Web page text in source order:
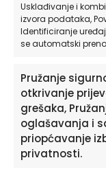
Usklađivanje i
izvora podataka,
Identificiranje
se automatski
Pružanje
otkrivanje
grešaka,
oglašavanja i
priopćavanje
privatnosti.
Pretplatite
Želite primati
informacije o